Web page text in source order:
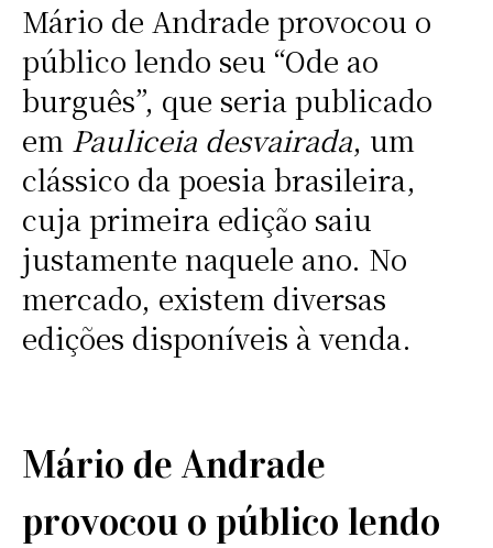
Mário de Andrade provocou o
público lendo seu “Ode ao
burguês”, que seria publicado
em Pauliceia desvairada, um
clássico da poesia brasileira,
cuja primeira edição saiu
justamente naquele ano. No
mercado, existem diversas
edições disponíveis à venda.
Mário de Andrade
provocou o público lendo